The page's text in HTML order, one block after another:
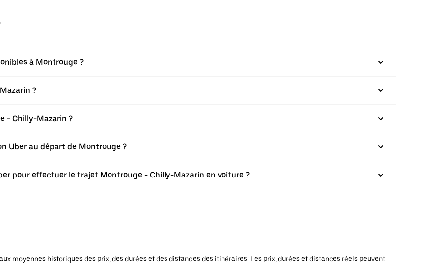
à Montrouge ?
?
- Chilly-Mazarin ?
Uber au départ de Montrouge ?
pour effectuer le trajet Montrouge - Chilly-Mazarin en voiture ?
moyennes historiques des prix, des durées et des distances des itinéraires. Les prix, durées et distances réels peuvent